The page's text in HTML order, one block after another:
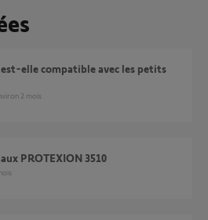
2 mois
PROTEXION 3510